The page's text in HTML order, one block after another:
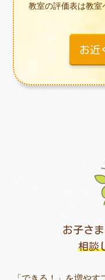
教室の評価表は教室
お子さ
相談
「できる！」を増や